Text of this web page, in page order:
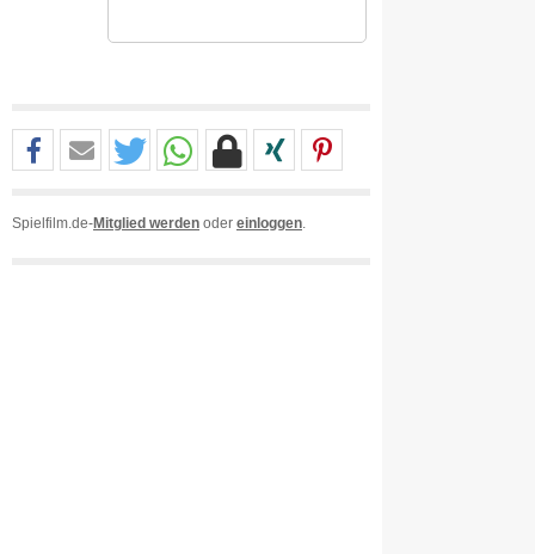
Spielfilm.de-Mitglied werden oder einloggen